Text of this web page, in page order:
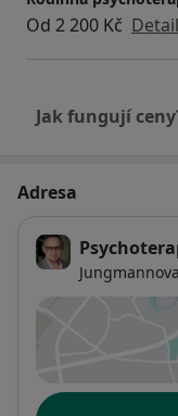
Od 2 200 Kč
Jak fungují
Adresa
Dostupnost